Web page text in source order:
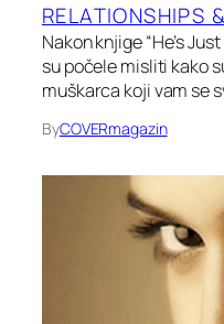
RELATIONSHIPS
Nakon knjige “He’s
su počele misliti kako
muškarca koji vam se
ByCOVERmagazin